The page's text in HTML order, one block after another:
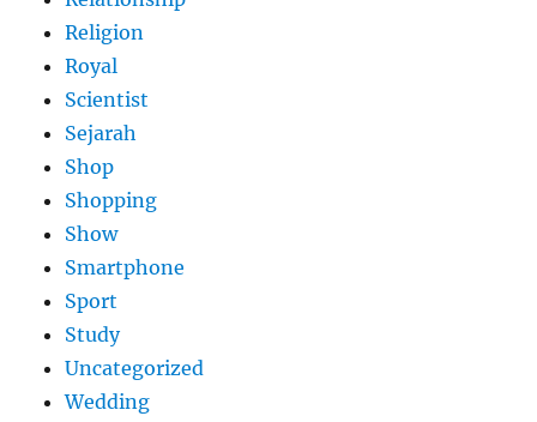
Religion
Royal
Scientist
Sejarah
Shop
Shopping
Show
Smartphone
Sport
Study
Uncategorized
Wedding